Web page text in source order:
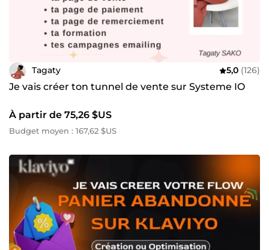
Tagaty 5,0 (126)
Je vais créer ton tunnel de vente sur Systeme IO
À partir de 75,26 $US
Budget moyen : 167,62 $US